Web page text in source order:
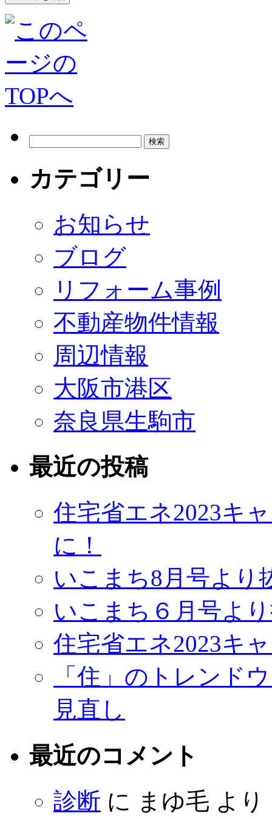
カテゴリー
お知らせ
ブログ
リフォーム事例
不動産物件情報
周辺情報
大阪市港区
奈良県生駒市
最近の投稿
住宅省エネ2023キ
に！
いこまち8月号よ
いこまち６月号よ
住宅省エネ2023キ
「住」のトレンド
見直し
最近のコメント
診断 に まゆ毛 より